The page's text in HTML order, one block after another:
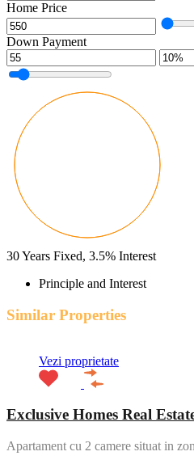
Home Price
Down Payment
30Years Fixed, 3.5% Interest
Principle and Interest
Similar Properties
Vezi proprietate
Exclusive Homes Real
Apartament cu 2 camere situat in